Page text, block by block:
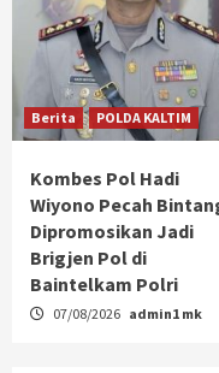
Berita POLDA KALTIM
Kombes Pol Hadi
Wiyono Pecah
Dipromosikan Jadi
Brigjen Pol di
Baintelkam Polri
07/08/2026 admin1 mk